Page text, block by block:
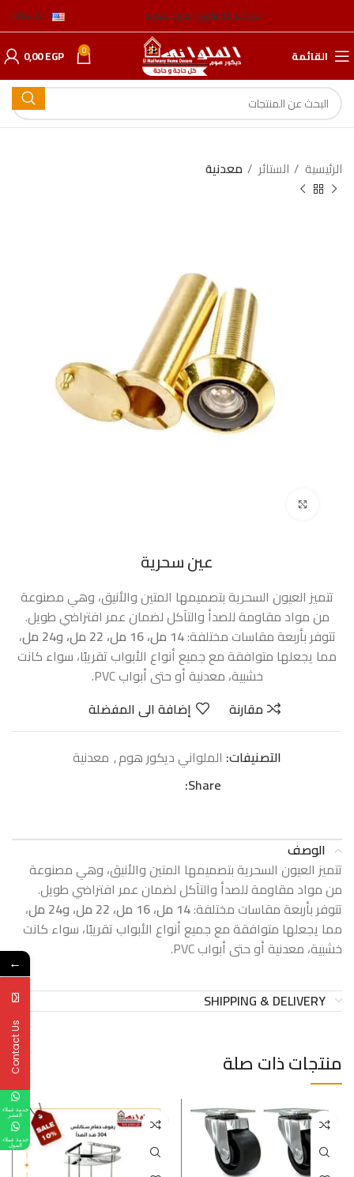
عن الشركةعناوين الفروعالمدونة ENGLISH
القائمة 0
0,00EGP
الرئيسية الستائر معدنیة
عين سحرية
تتميز العيون السحرية بتصميمها المتين والأنيق، وهي مصنوعة
من مواد مقاومة للصدأ والتآكل لضمان عمر افتراضي طويل.
تتوفر بأربعة مقاسات مختلفة:14 مل، 16 مل، 22 مل، و24 مل
،
مما يجعلها متوافقة مع جميع أنواع الأبواب تقريبًا، سواء كانت
خشبية، معدنية أو حتى أبواب PVC.
مقارنة
إضافة الى المفضلة
التصنيفات: الملواني ديكور هوم, معدنیة
Share:
الوصف
تتميز العيون السحرية بتصميمها المتين والأنيق، وهي مصنوعة
من مواد مقاومة للصدأ والتآكل لضمان عمر افتراضي طويل.
تتوفر بأربعة مقاسات مختلفة:14 مل، 16 مل، 22 مل، و24 مل
،
مما يجعلها متوافقة مع جميع أنواع الأبواب تقريبًا، سواء كانت
خشبية، معدنية أو حتى أبواب PVC.
SHIPPING & DELIVERY
منتجات ذات صلة
←
Contact Us
خدمة عملاء
القصر
خدمة عملاء
المول